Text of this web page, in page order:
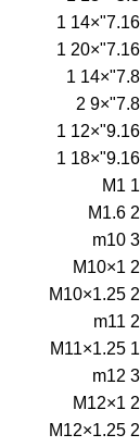
7.16"×14
1
7.16"×20
1
7.8"×14
1
7.8"×9
2
9.16"×12
1
9.16"×18
1
M1 1
M1.6 2
m10 3
M10×1 2
M10×1.25 2
m11 2
M11×1.25 1
m12 3
M12×1 2
M12×1.25 2